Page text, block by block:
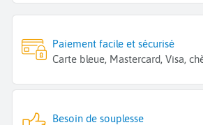
Paiement facile et sécurisé
Carte bleue, Mastercard, Visa,
Besoin de souplesse